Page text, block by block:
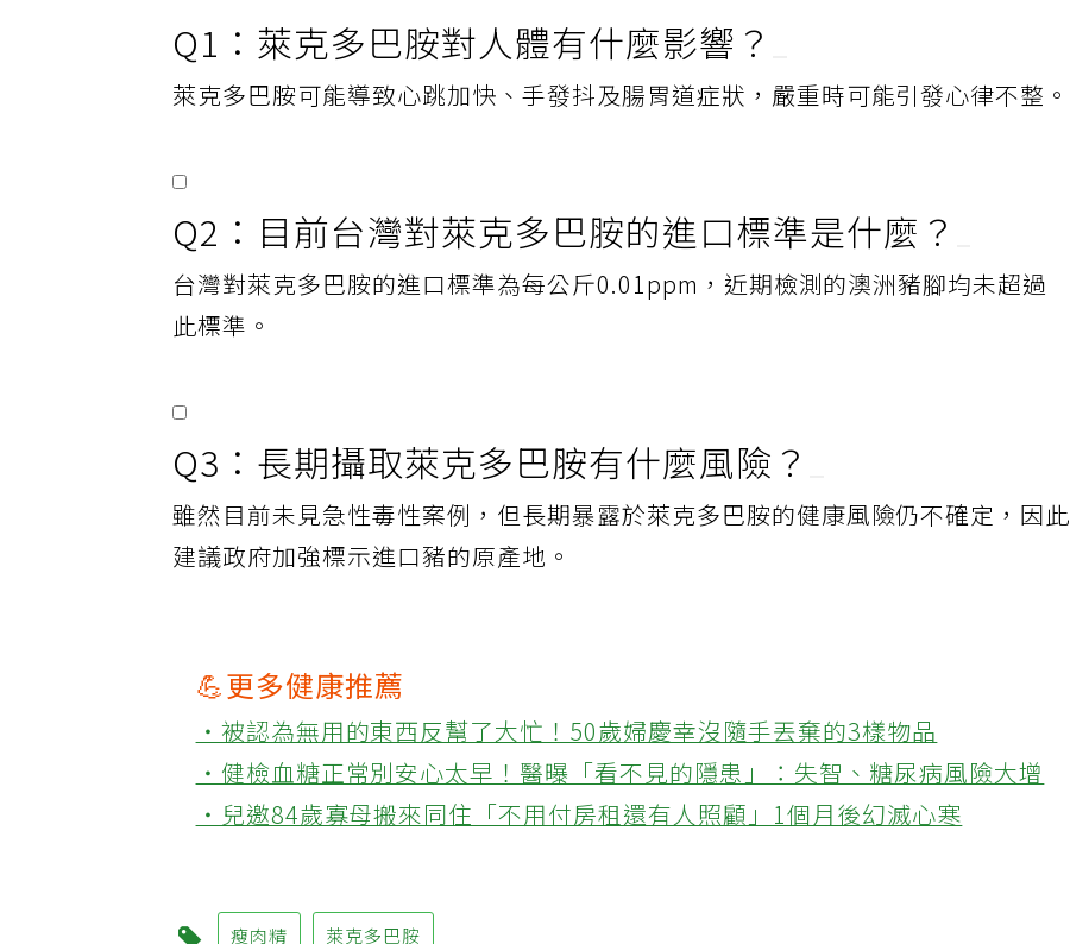
Q1：萊克多巴胺對人體有什麼影響？
萊克多巴胺可能導致心跳加快、手發抖及腸胃道症狀，嚴重時可能引發心律不整。
Q2：目前台灣對萊克多巴胺的進口標準是什麼？
台灣對萊克多巴胺的進口標準為每公斤0.01ppm，近期檢測的澳洲豬腳均未超過
此標準。
Q3：長期攝取萊克多巴胺有什麼風險？
雖然目前未見急性毒性案例，但長期暴露於萊克多巴胺的健康風險仍不確定，因此
建議政府加強標示進口豬的原產地。
💪更多健康推薦
‧被認為無用的東西反幫了大忙！50歲婦慶幸沒隨手丟棄的3樣物品
‧健檢血糖正常別安心太早！醫曝「看不見的隱患」：失智、糖尿病風險大增
‧兒邀84歲寡母搬來同住「不用付房租還有人照顧」1個月後幻滅心寒